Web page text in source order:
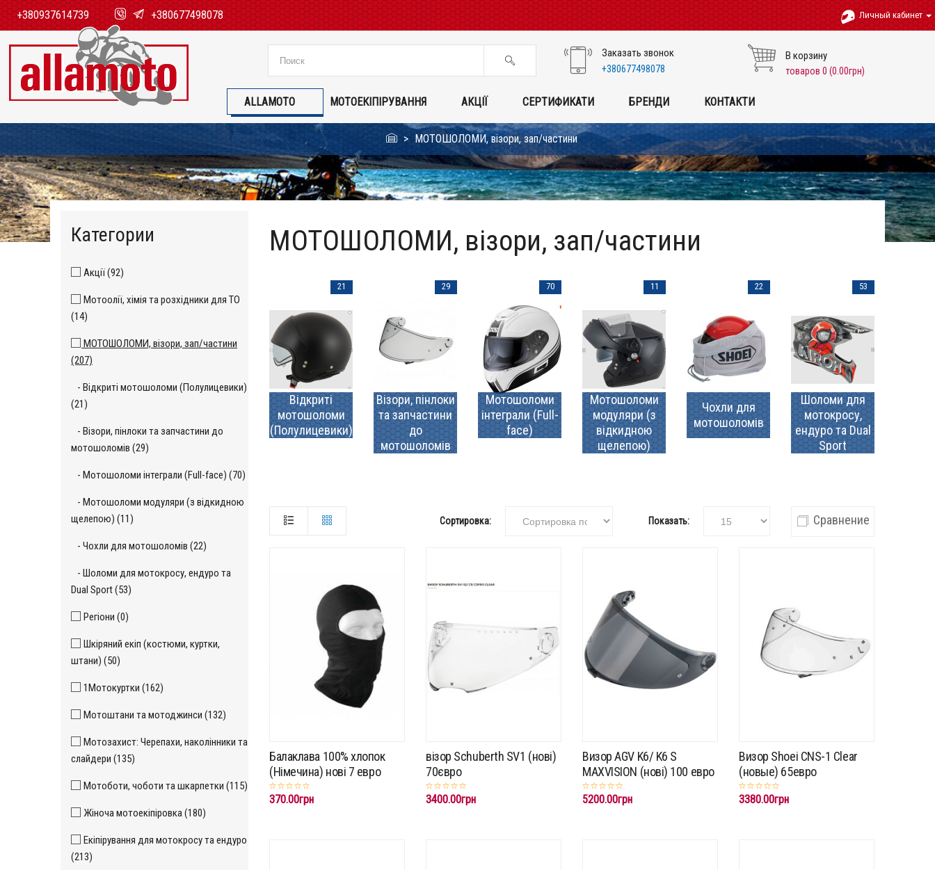
+380937614739 +380677498078 Личный кабинет
Заказать звонок
+380677498078
В корзину
товаров 0 (0.00грн)
ALLAMOTO МОТОЕКІПІРУВАННЯ АКЦІЇ СЕРТИФИКАТИ БРЕНДИ КОНТАКТИ
МОТОШОЛОМИ, візори, зап/частини
Категории
Акції (92)
Мотоолії, хімія та розхідники для ТО
(14)
МОТОШОЛОМИ, візори, зап/частини
(207)
- Відкриті мотошоломи (Полулицевики)
(21)
- Візори, пінлоки та запчастини до
мотошоломів (29)
- Мотошоломи інтеграли (Full-face) (70)
- Мотошоломи модуляри (з відкидною
щелепою) (11)
- Чохли для мотошоломів (22)
- Шоломи для мотокросу, ендуро та
Dual Sport (53)
Регіони (0)
Шкіряний екіп (костюми, куртки,
штани) (50)
1Мотокуртки (162)
Мотоштани та мотоджинси (132)
Мотозахист: Черепахи, наколінники та
слайдери (135)
Мотоботи, чоботи та шкарпетки (115)
Жіноча мотоекіпіровка (180)
Екіпірування для мотокросу та ендуро
(213)
МОТОШОЛОМИ, візори, зап/частини
Відкриті
мотошоломи
(Полулицевики)
21
Візори, пінлоки
та запчастини
до
мотошоломів
29
Мотошоломи
інтеграли (Full-
face)
70
Мотошоломи
модуляри (з
відкидною
щелепою)
11
Чохли для
мотошоломів
22
Шоломи для
мотокросу,
ендуро та Dual
Sport
53
Сортировка: Показать: Сравнение
Балаклава 100% хлопок
(Німечина) нові 7 евро
370.00грн
візор Schuberth SV1 (нові)
70євро
3400.00грн
Визор AGV K6/ K6 S
MAXVISION (нові) 100 евро
5200.00грн
Визор Shoei CNS-1 Clear
(новые) 65евро
3380.00грн